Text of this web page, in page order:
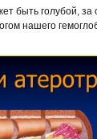
быть голубой,
нашего